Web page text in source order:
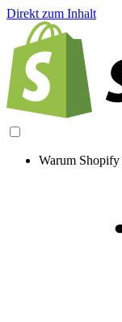
Direkt zum Inhalt
Warum Shopify